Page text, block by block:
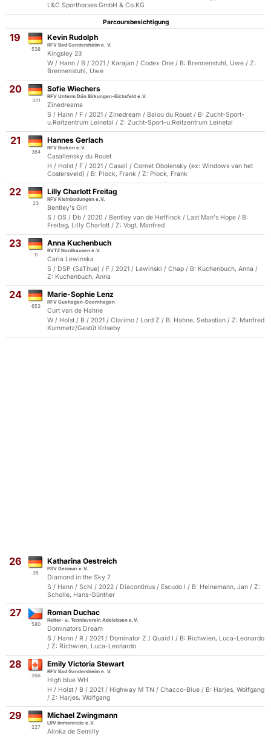
L&C Sporthorses GmbH & Co.KG
Parcoursbesichtigung
19
538
Kevin Rudolph
RFV Bad Gandersheim e. V.
Kingsley 23
W / Hann / B / 2021 / Karajan / Codex One / B: Brennenstuhl, Uwe / Z:
Brennenstuhl, Uwe
20
321
Sofie Wiechers
RFV Unterm Dün Birkungen-Eichsfeld e.V.
Zinedreama
S / Hann / F / 2021 / Zinedream / Balou du Rouet / B: Zucht-Sport-
u.Reitzentrum Leinetal / Z: Zucht-Sport-u.Reitzentrum Leinetal
21
364
Hannes Gerlach
RFV Borken e.V.
Casallensky du Rouet
H / Holst / F / 2021 / Casall / Cornet Obolensky (ex: Windows van het
Costersveld) / B: Plock, Frank / Z: Plock, Frank
22
23
Lilly Charlott Freitag
RFV Kleinbodungen e.V.
Bentley's Girl
S / OS / Db / 2020 / Bentley van de Heffinck / Last Man's Hope / B:
Freitag, Lilly Charlott / Z: Vogt, Manfred
23
11
Anna Kuchenbuch
RVTZ Nordhausen e.V.
Carla Lewinska
S / DSP (SaThue) / F / 2021 / Lewinski / Chap / B: Kuchenbuch, Anna /
Z: Kuchenbuch, Anna
24
653
Marie-Sophie Lenz
RFV Guxhagen-Doernhagen
Curt van de Hahne
W / Holst / B / 2021 / Clarimo / Lord Z / B: Hahne, Sebastian / Z: Manfred
Kummetz/Gestüt Kriseby
26
35
Katharina Oestreich
PSV Geismar e.V.
Diamond in the Sky 7
S / Hann / Schi / 2022 / Diacontinus / Escudo I / B: Heinemann, Jan / Z:
Scholle, Hans-Günther
27
580
Roman Duchac
Reiter- u. Tennisverein Adelebsen e.V.
Dominators Dream
S / Hann / R / 2021 / Dominator Z / Quaid I / B: Richwien, Luca-Leonardo
/ Z: Richwien, Luca-Leonardo
28
266
Emily Victoria Stewart
RFV Bad Gandersheim e. V.
High blue WH
H / Holst / B / 2021 / Highway M TN / Chacco-Blue / B: Harjes, Wolfgang
/ Z: Harjes, Wolfgang
29
227
Michael Zwingmann
LRV Immenrode e.V.
Alinka de Semilly